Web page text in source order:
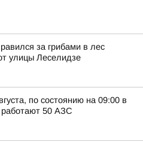
за грибами в лес
улицы Леселидзе
по состоянию на 09:00 в
работают 50 АЗС